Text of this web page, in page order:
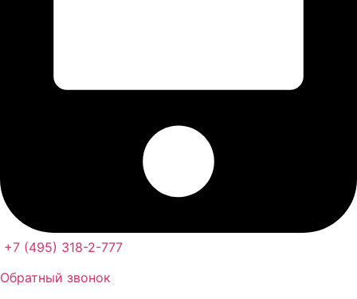
+7 (495) 318-2-777
Обратный звонок